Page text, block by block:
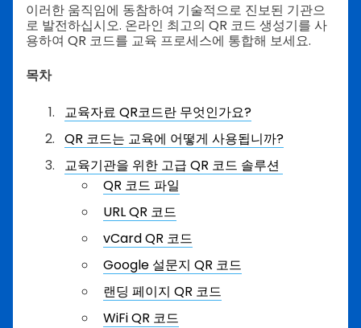
이러한 움직임에 동참하여 기술적으로 진보된 기관으
로 발전하십시오. 온라인 최고의 QR 코드 생성기를 사
용하여 QR 코드를 교육 프로세스에 통합해 보세요.
목차
교육자료 QR코드란 무엇인가요?
QR 코드는 교육에 어떻게 사용됩니까?
교육기관을 위한 고급 QR 코드 솔루션
QR 코드 파일
URL QR 코드
vCard QR 코드
Google 설문지 QR 코드
랜딩 페이지 QR 코드
WiFi QR 코드